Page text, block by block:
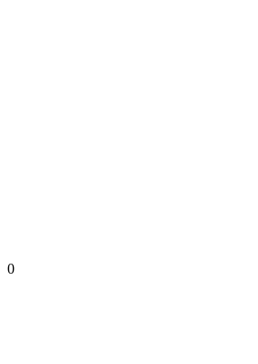
0